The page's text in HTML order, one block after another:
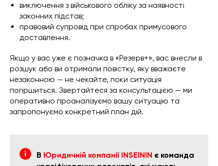
виключення з військового обліку за наявності
законних підстав;
правовий супровід при спробах примусового
доставлення.
Якщо у вас уже є позначка в «Резерв+», вас внесли в
розшук або ви отримали повістку, яку вважаєте
незаконною — не чекайте, поки ситуація
погіршиться. Звертайтеся за консультацією — ми
оперативно проаналізуємо вашу ситуацію та
запропонуємо конкретний план дій.
В Юридичній компанії INSEININ є команда